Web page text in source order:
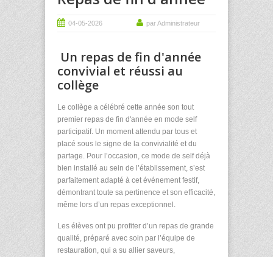
04-05-2026 par Administrateur
Un repas de fin d'année
convivial et réussi au
collège
Le collège a célébré cette année son tout
premier repas de fin d'année en mode self
participatif. Un moment attendu par tous et
placé sous le signe de la convivialité et du
partage. Pour l’occasion, ce mode de self déjà
bien installé au sein de l’établissement, s’est
parfaitement adapté à cet événement festif,
démontrant toute sa pertinence et son efficacité,
même lors d’un repas exceptionnel.
Les élèves ont pu profiter d’un repas de grande
qualité, préparé avec soin par l’équipe de
restauration, qui a su allier saveurs,